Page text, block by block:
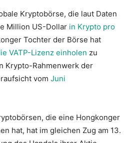
Kryptobörse, die laut Daten
Million US-Dollar in Krypto pro
Tochter der Börse hat
VATP-Lizenz einholen zu
Krypto-Rahmenwerk der
vom Juni
die eine Hongkonger
hat, hat im gleichen Zug am 13.